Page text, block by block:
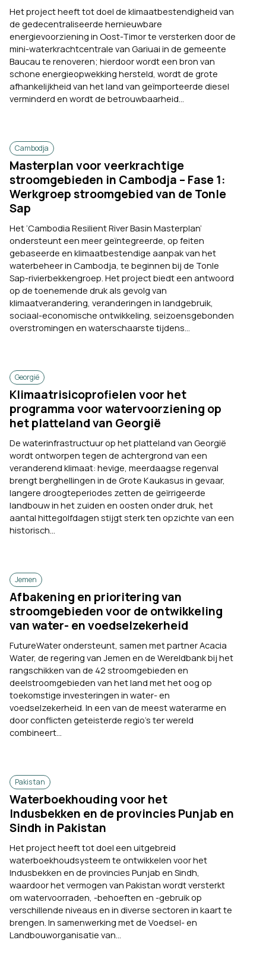
Het project heeft tot doel de klimaatbestendigheid van
de gedecentraliseerde hernieuwbare
energievoorziening in Oost-Timor te versterken door de
mini-waterkrachtcentrale van Gariuai in de gemeente
Baucau te renoveren; hierdoor wordt een bron van
schone energieopwekking hersteld, wordt de grote
afhankelijkheid van het land van geïmporteerde diesel
verminderd en wordt de betrouwbaarheid...
Cambodja
Masterplan voor veerkrachtige
stroomgebieden in Cambodja – Fase 1:
Werkgroep stroomgebied van de Tonle
Sap
Het ‘Cambodia Resilient River Basin Masterplan’
ondersteunt een meer geïntegreerde, op feiten
gebaseerde en klimaatbestendige aanpak van het
waterbeheer in Cambodja, te beginnen bij de Tonle
Sap-rivierbekkengroep. Het project biedt een antwoord
op de toenemende druk als gevolg van
klimaatverandering, veranderingen in landgebruik,
sociaal-economische ontwikkeling, seizoensgebonden
overstromingen en waterschaarste tijdens...
Georgië
Klimaatrisicoprofielen voor het
programma voor watervoorziening op
het platteland van Georgië
De waterinfrastructuur op het platteland van Georgië
wordt ontworpen tegen de achtergrond van een
veranderend klimaat: hevige, meerdaagse regenval
brengt berghellingen in de Grote Kaukasus in gevaar,
langere droogteperiodes zetten de geïrrigeerde
landbouw in het zuiden en oosten onder druk, het
aantal hittegolfdagen stijgt sterk ten opzichte van een
historisch...
Jemen
Afbakening en prioritering van
stroomgebieden voor de ontwikkeling
van water- en voedselzekerheid
FutureWater ondersteunt, samen met partner Acacia
Water, de regering van Jemen en de Wereldbank bij het
rangschikken van de 42 stroomgebieden en
deelstroomgebieden van het land met het oog op
toekomstige investeringen in water- en
voedselzekerheid. In een van de meest waterarme en
door conflicten geteisterde regio’s ter wereld
combineert...
Pakistan
Waterboekhouding voor het
Indusbekken en de provincies Punjab en
Sindh in Pakistan
Het project heeft tot doel een uitgebreid
waterboekhoudsysteem te ontwikkelen voor het
Indusbekken en de provincies Punjab en Sindh,
waardoor het vermogen van Pakistan wordt versterkt
om watervoorraden, -behoeften en -gebruik op
verschillende niveaus en in diverse sectoren in kaart te
brengen. In samenwerking met de Voedsel- en
Landbouworganisatie van...